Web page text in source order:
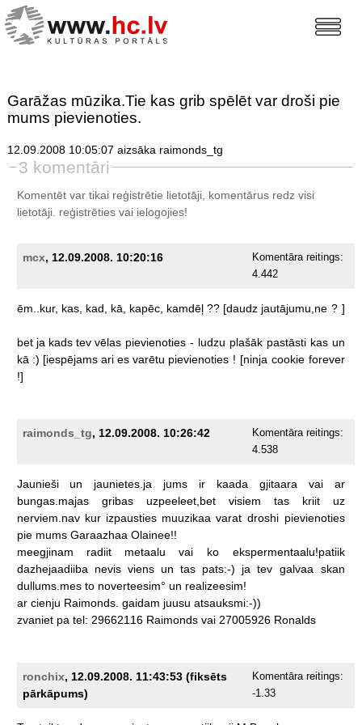
Garāžas mūzika.Tie kas grib spēlēt var droši pie
mums pievienoties.
12.09.2008 10:05:07 aizsāka raimonds_tg
3 komentāri
Komentēt var tikai reģistrētie lietotāji, komentārus redz visi
lietotāji. reģistrētiesvai ielogojies!
mcx, 12.09.2008. 10:20:16
Komentāra reitings:
4.442
ēm..kur, kas, kad, kā, kapēc, kamdēļ ?? [daudz jautājumu,ne ? ]
bet ja kads tev vēlas pievienoties - ludzu plašāk pastāsti kas un
kā :) [iespējams ari es varētu pievienoties ! [ninja cookie forever
!]
raimonds_tg, 12.09.2008. 10:26:42
Komentāra reitings:
4.538
Jaunieši un jaunietes.ja jums ir kaada gjitaara vai
ar
bungas.majas
gribas uzpeeleet,bet visiem tas kriit
uz
nerviem.nav kur izpausties muuzikaa varat droshi pievienoties
pie mums Garaazhaa Olainee!!
meegjinam
radiit metaalu vai ko
ekspermentaalu!patiik
dazhejaadiiba
nevis viens un tas pats:-) ja tev galvaa
skan
dullums.mes to noverteesim° un realizeesim!
ar cienju Raimonds. gaidam juusu atsauksmi:-))
zvaniet pa tel: 29662116 Raimonds vai 27005926 Ronalds
ronchix, 12.09.2008. 11:43:53 (fiksēts
pārkāpums)
Komentāra reitings:
-1.33